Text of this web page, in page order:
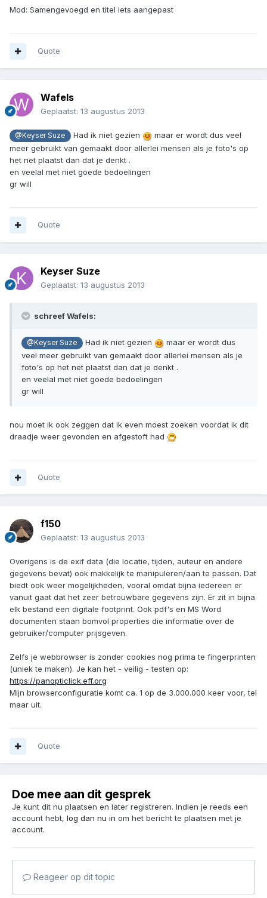
Mod: Samengevoegd en titel iets aangepast
Quote
Wafels
Geplaatst: 13 augustus 2013
@Keyser Suze Had ik niet gezien
maar er wordt dus veel
meer gebruikt van gemaakt door allerlei mensen als je foto's op
het net plaatst dan dat je denkt .
en veelal met niet goede bedoelingen
gr will
Quote
Keyser Suze
Geplaatst: 13 augustus 2013
schreef Wafels:
@Keyser Suze Had ik niet gezien
maar er wordt dus
veel meer gebruikt van gemaakt door allerlei mensen als je
foto's op het net plaatst dan dat je denkt .
en veelal met niet goede bedoelingen
gr will
nou moet ik ook zeggen dat ik even moest zoeken voordat ik dit
draadje weer gevonden en afgestoft had
Quote
f150
Geplaatst: 13 augustus 2013
Overigens is de exif data (die locatie, tijden, auteur en andere
gegevens bevat) ook makkelijk te manipuleren/aan te passen. Dat
biedt ook weer mogelijkheden, vooral omdat bijna iedereen er
vanuit gaat dat het zeer betrouwbare gegevens zijn. Er zit in bijna
elk bestand een digitale footprint. Ook pdf's en MS Word
documenten staan bomvol properties die informatie over de
gebruiker/computer prijsgeven.
Zelfs je webbrowser is zonder cookies nog prima te fingerprinten
(uniek te maken). Je kan het - veilig - testen op:
https://panopticlick.eff.org
Mijn browserconfiguratie komt ca. 1 op de 3.000.000 keer voor, tel
maar uit.
Quote
Doe mee aan dit gesprek
Je kunt dit nu plaatsen en later registreren. Indien je reeds een
account hebt, log dan nu in om het bericht te plaatsen met je
account.
Reageer op dit topic